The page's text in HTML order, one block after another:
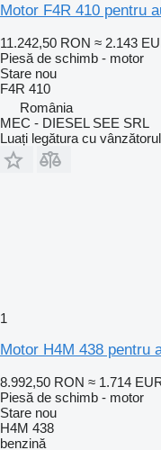
Motor F4R 410 pentru
11.242,50 RON ≈ 2.143
Piesă de schimb - motor
Stare nou
F4R 410
România
MEC - DIESEL SEE SRL
Luați legătura cu vânzătorul
1
Motor H4M 438 pentru
8.992,50 RON ≈ 1.714
Piesă de schimb - motor
Stare nou
H4M 438
benzină